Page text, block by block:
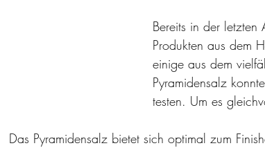
Bereits in der
Produkten aus dem
einige aus dem
Pyramidensalz
testen. Um es
Das Pyramidensalz bietet sich optimal zum